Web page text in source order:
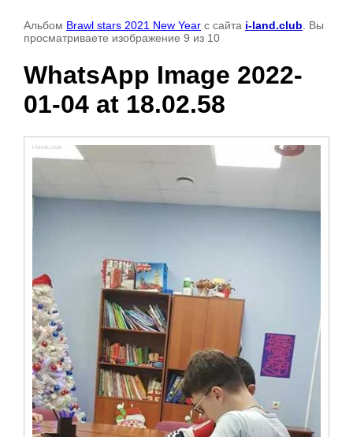
Альбом Brawl stars 2021 New Year с сайта i-land.club . Вы
просматриваете изображение 9 из 10
WhatsApp Image 2022-
01-04 at 18.02.58